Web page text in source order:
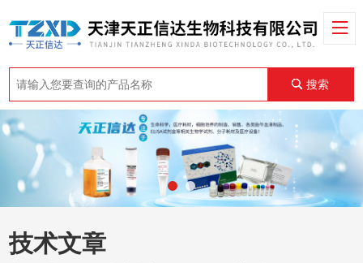
搜索
技术文章